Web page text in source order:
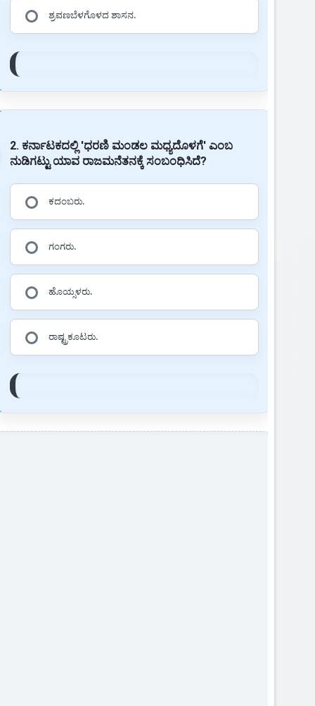
ಶ್ರವಣಬೆಳಗೊಳದ ಶಾಸನ.
2. ಕರ್ನಾಟಕದಲ್ಲಿ 'ಧರಣಿ ಮಂಡಲ ಮಧ್ಯದೊಳಗೆ' ಎಂಬ
ನುಡಿಗಟ್ಟು ಯಾವ ರಾಜಮನೆತನಕ್ಕೆ ಸಂಬಂಧಿಸಿದೆ?
ಕದಂಬರು.
ಗಂಗರು.
ಹೊಯ್ಸಳರು.
ರಾಷ್ಟ್ರಕೂಟರು.